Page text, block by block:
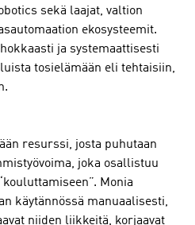
sekä laajat, valtion
ekosysteemit.
ja systemaattisesti
tosielämään eli tehtaisiin,
resurssi, josta puhutaan
joka osallistuu
Monia
käytännössä manuaalisesti,
niiden liikkeitä, korjaavat